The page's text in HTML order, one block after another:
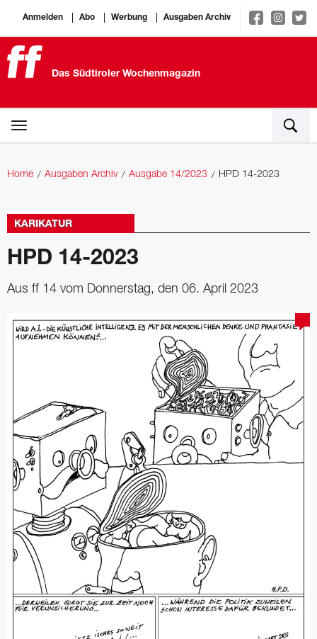
Anmelden Abo Werbung Ausgaben Archiv
Das Südtiroler Wochenmagazin
Home Ausgaben Archiv Ausgabe 14/2023 HPD 14-2023
KARIKATUR
HPD 14-2023
Aus ff 14 vom Donnerstag, den 06. April 2023